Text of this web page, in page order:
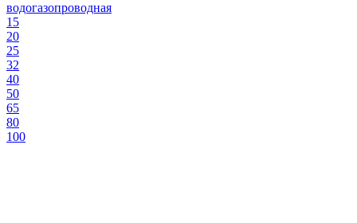
водогазопроводная
15
20
25
32
40
50
65
80
100